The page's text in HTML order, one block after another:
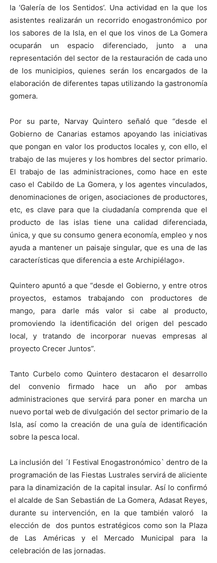
la ‘Galería de los Sentidos’. Una actividad en la que los
asistentes realizarán un recorrido enogastronómico por
los sabores de la Isla, en el que los vinos de La Gomera
ocuparán un espacio diferenciado, junto a una
representación del sector de la restauración de cada uno
de los municipios, quienes serán los encargados de la
elaboración de diferentes tapas utilizando la gastronomía
gomera.
Por su parte, Narvay Quintero señaló que “desde el
Gobierno de Canarias estamos apoyando las iniciativas
que pongan en valor los productos locales y, con ello, el
trabajo de las mujeres y los hombres del sector primario.
El trabajo de las administraciones, como hace en este
caso el Cabildo de La Gomera, y los agentes vinculados,
denominaciones de origen, asociaciones de productores,
etc, es clave para que la ciudadanía comprenda que el
producto de las islas tiene una calidad diferenciada,
única, y que su consumo genera economía, empleo y nos
ayuda a mantener un paisaje singular, que es una de las
características que diferencia a este Archipiélago».
Quintero apuntó a que “desde el Gobierno, y entre otros
proyectos, estamos trabajando con productores de
mango, para darle más valor si cabe al producto,
promoviendo la identificación del origen del pescado
local, y tratando de incorporar nuevas empresas al
proyecto Crecer Juntos”.
Tanto Curbelo como Quintero destacaron el desarrollo
del convenio firmado hace un año por ambas
administraciones que servirá para poner en marcha un
nuevo portal web de divulgación del sector primario de la
Isla, así como la creación de una guía de identificación
sobre la pesca local.
La inclusión del ´I Festival Enogastronómico` dentro de la
programación de las Fiestas Lustrales servirá de aliciente
para la dinamización de la capital insular. Así lo confirmó
el alcalde de San Sebastián de La Gomera, Adasat Reyes,
durante su intervención, en la que también valoró la
elección de dos puntos estratégicos como son la Plaza
de Las Américas y el Mercado Municipal para la
celebración de las jornadas.